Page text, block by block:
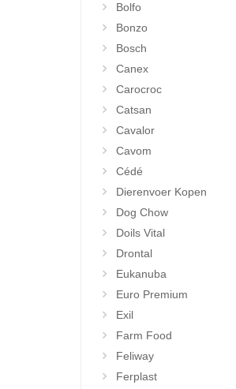
Bolfo
Bonzo
Bosch
Canex
Carocroc
Catsan
Cavalor
Cavom
Cédé
Dierenvoer Kopen
Dog Chow
Doils Vital
Drontal
Eukanuba
Euro Premium
Exil
Farm Food
Feliway
Ferplast